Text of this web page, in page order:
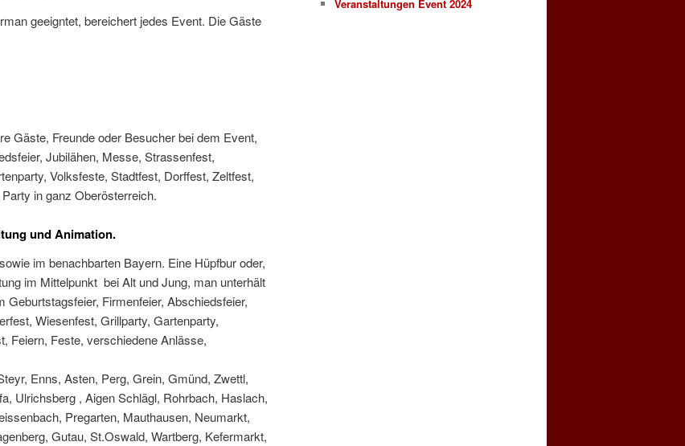
geeigntet, bereichert jedes Event. Die Gäste
Gäste, Freunde oder Besucher bei dem Event,
Jubilähen, Messe, Strassenfest,
Volksfeste, Stadtfest, Dorffest, Zeltfest,
in ganz Oberösterreich.
und Animation.
im benachbarten Bayern. Eine Hüpfbur oder,
im Mittelpunkt bei Alt und Jung, man unterhält
Geburtstagsfeier, Firmenfeier, Abschiedsfeier,
Wiesenfest, Grillparty, Gartenparty,
Feiern, Feste, verschiedene Anlässe,
Enns, Asten, Perg, Grein, Gmünd, Zwettl,
Ulrichsberg , Aigen Schlägl, Rohrbach, Haslach,
Pregarten, Mauthausen, Neumarkt,
Gutau, St.Oswald, Wartberg, Kefermarkt,
Veranstaltungen Event 2024